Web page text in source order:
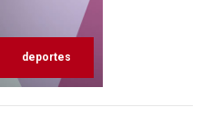
deportes